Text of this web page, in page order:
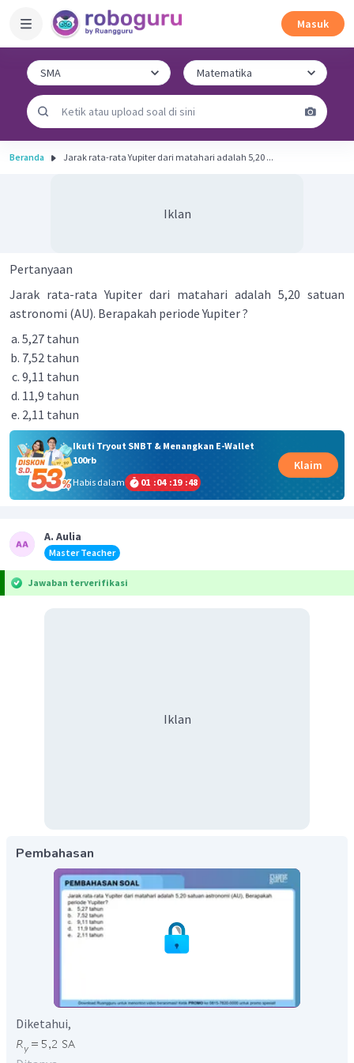
Masuk
Beranda Jarak rata-rata Yupiter dari matahari adalah 5,20 ...
Iklan
Pertanyaan
Jarak rata-rata Yupiter dari matahari adalah 5,20 satuan
astronomi (AU). Berapakah periode Yupiter ?
5,27 tahun
7,52 tahun
9,11 tahun
11,9 tahun
2,11 tahun
Ikuti Tryout SNBT & Menangkan E-Wallet
100rb
Habis dalam
01 :04 :19 :47
Klaim
A. Aulia
Master Teacher
Jawaban terverifikasi
Iklan
Pembahasan
Diketahui,